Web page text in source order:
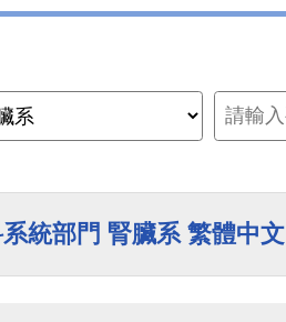
統部門 腎臟系 繁體中文